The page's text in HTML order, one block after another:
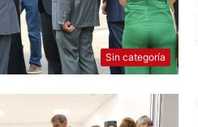
Sin categoría